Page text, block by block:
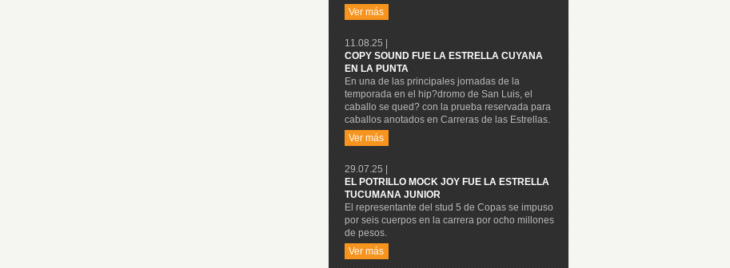
Ver más
11.08.25 |
COPY SOUND FUE LA ESTRELLA CUYANA
EN LA PUNTA
En una de las principales jornadas de la
temporada en el hip?dromo de San Luis, el
caballo se qued? con la prueba reservada para
caballos anotados en Carreras de las Estrellas.
Ver más
29.07.25 |
EL POTRILLO MOCK JOY FUE LA ESTRELLA
TUCUMANA JUNIOR
El representante del stud 5 de Copas se impuso
por seis cuerpos en la carrera por ocho millones
de pesos.
Ver más